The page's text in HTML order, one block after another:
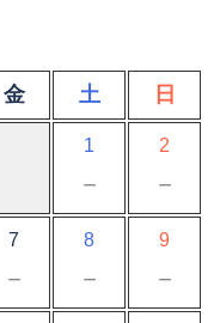
金 土 日
1
－
2
－
7
－
8
－
9
－